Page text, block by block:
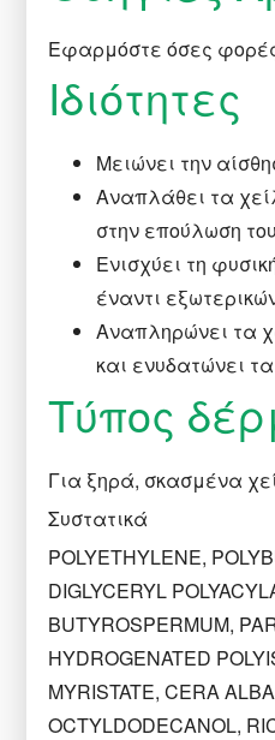
Εφαρμόστε όσες
Ιδιότητες
Μειώνει την
Αναπλάθει τα
στην επούλωση
Ενισχύει τη
έναντι
Αναπληρώνει τα
και ενυδατώνει
Τύπος
Για ξηρά, σκασμένα
Συστατικά
POLYETHYLENE,
DIGLYCERYL
BUTYROSPERMUM,
HYDROGENATED
MYRISTATE, CERA
OCTYLDODECANOL,